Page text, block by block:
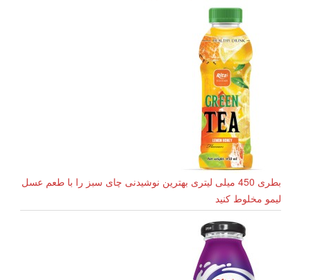
بطری 450 میلی لیتری بهترین نوشیدنی چای سبز را با طعم عسل
لیمو مخلوط کنید